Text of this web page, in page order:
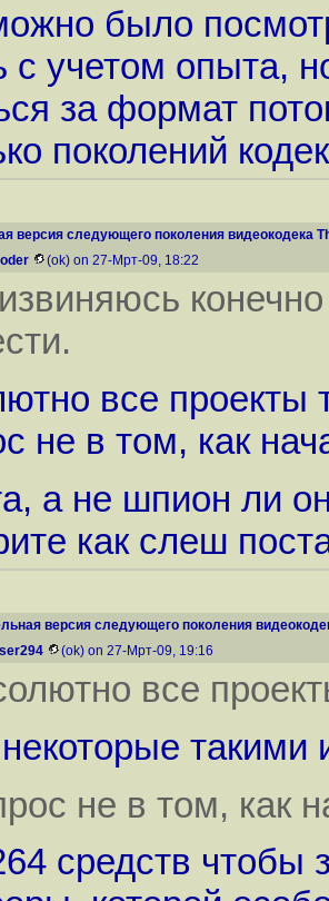
было
с учетом опыта,
за формат
поколений
версия следующего поколения видеокодека
(ok) on 27-Мрт-09, 18:22
все проекты
не в том, как
а не шпион ли
как слеш
версия следующего поколения
(ok) on 27-Мрт-09, 19:16
все
такими
не в том, как
средств чтобы